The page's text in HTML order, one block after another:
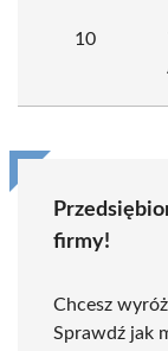
10
firmy!
Chcesz
Sprawdź jak